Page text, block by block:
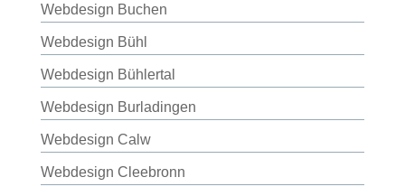
Webdesign Buchen
Webdesign Bühl
Webdesign Bühlertal
Webdesign Burladingen
Webdesign Calw
Webdesign Cleebronn